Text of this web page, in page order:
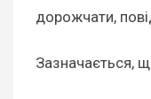
дорожчати,
Зазначається,